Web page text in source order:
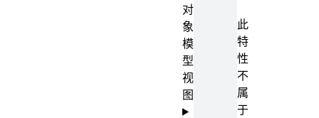
此
特
性
不
属
于
对
象
模
型
视
图